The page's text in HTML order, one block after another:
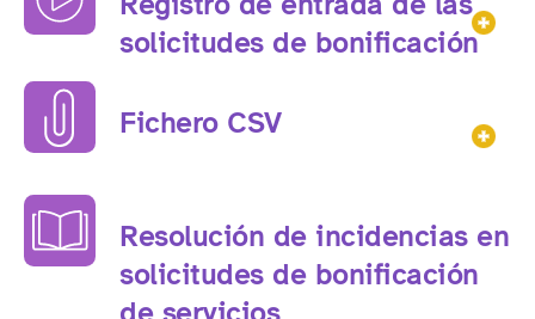
solicitudes de bonificación
Fichero CSV
Resolución de incidencias en
solicitudes de bonificación